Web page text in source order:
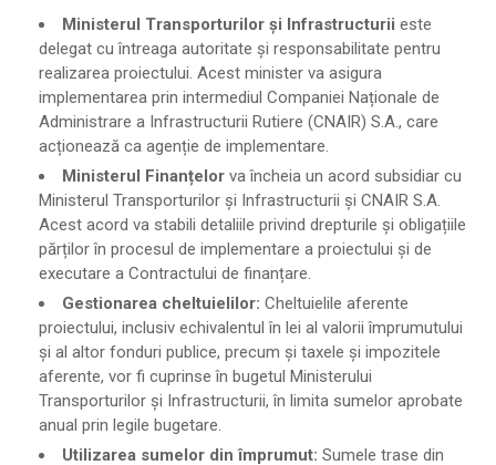
Ministerul Transporturilor și Infrastructurii este
delegat cu întreaga autoritate și responsabilitate pentru
realizarea proiectului. Acest minister va asigura
implementarea prin intermediul Companiei Naționale de
Administrare a Infrastructurii Rutiere (CNAIR) S.A., care
acționează ca agenție de implementare.
Ministerul Finanțelor va încheia un acord subsidiar cu
Ministerul Transporturilor și Infrastructurii și CNAIR S.A.
Acest acord va stabili detaliile privind drepturile și obligațiile
părților în procesul de implementare a proiectului și de
executare a Contractului de finanțare.
Gestionarea cheltuielilor: Cheltuielile aferente
proiectului, inclusiv echivalentul în lei al valorii împrumutului
și al altor fonduri publice, precum și taxele și impozitele
aferente, vor fi cuprinse în bugetul Ministerului
Transporturilor și Infrastructurii, în limita sumelor aprobate
anual prin legile bugetare.
Utilizarea sumelor din împrumut: Sumele trase din